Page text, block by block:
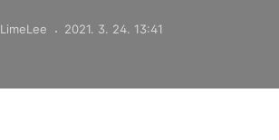
LimeLee 2021. 3. 24. 13:41